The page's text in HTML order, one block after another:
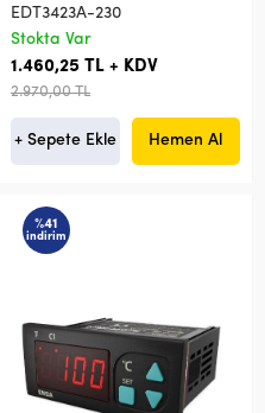
EDT3423A-230
Stokta Var
1.460,25 TL + KDV
2.970,00 TL
+ Sepete Ekle Hemen Al
%41
indirim